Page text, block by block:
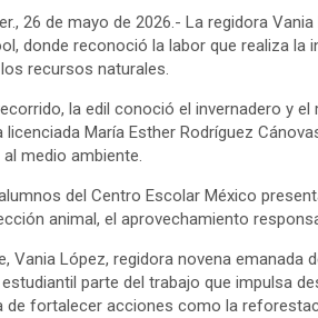
26 de mayo de 2026.- La regidora
donde reconoció la labor que realiza
recursos naturales.
la edil conoció el invernadero y
licenciada María Esther Rodríguez
medio ambiente.
del Centro Escolar México
animal, el aprovechamiento
Vania López, regidora novena
parte del trabajo que impulsa
de fortalecer acciones como la